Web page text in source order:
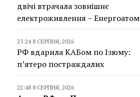
двічі втрачала зовнішнє
електроживлення – Енергоатом
23:24 8 СЕРПНЯ, 2026
РФ вдарила КАБом по Ізюму:
п’ятеро постраждалих
22:48 8 СЕРПНЯ, 2026